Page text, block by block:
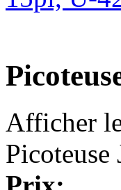
Afficher